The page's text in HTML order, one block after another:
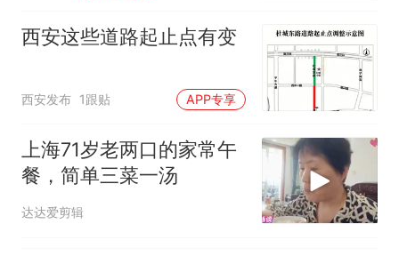
人生
西安这些道路起止点有变
西安发布 1跟贴 APP专享
上海71岁老两口的家常午
餐，简单三菜一汤
达达爱剪辑